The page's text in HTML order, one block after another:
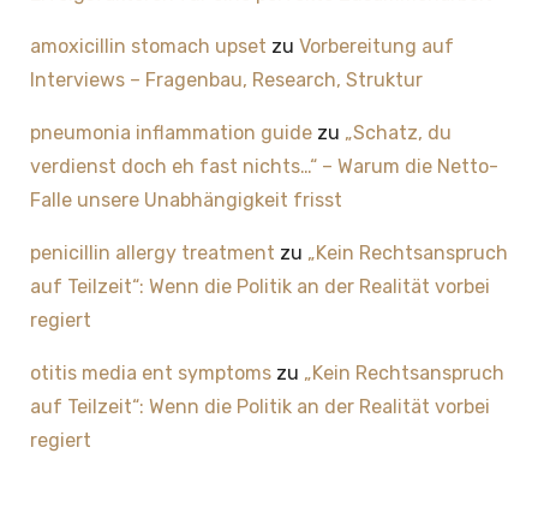
amoxicillin stomach upset zu Vorbereitung auf
Interviews – Fragenbau, Research, Struktur
pneumonia inflammation guidezu „Schatz, du
verdienst doch eh fast nichts…“ – Warum die Netto-
Falle unsere Unabhängigkeit frisst
penicillin allergy treatment zu „Kein Rechtsanspruch
auf Teilzeit“: Wenn die Politik an der Realität vorbei
regiert
otitis media ent symptomszu „Kein Rechtsanspruch
auf Teilzeit“: Wenn die Politik an der Realität vorbei
regiert